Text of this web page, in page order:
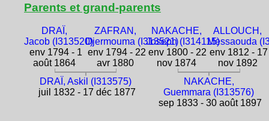
Parents et grand-parents
DRAÏ,
Jacob (I313520)
env 1794 - 1
août 1864
ZAFRAN,
Djermouma (I313521)
env 1794 - 22
avr 1880
NAKACHE,
Joseph (I314115)
env 1800 - 22
nov 1874
ALLOUCH,
Messaouda
env 1812 - 17
nov 1892
DRAÏ, Askil (I313575)
juil 1832 - 17 déc 1877
NAKACHE,
Guemmara (I313576)
sep 1833 - 30 août 1897